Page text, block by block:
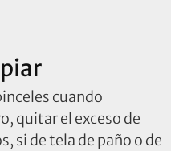
cuando
quitar el exceso de
si de tela de paño o de